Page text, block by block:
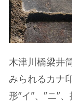
木津川橋梁井
みられるカナ
形”イ”、”ニ”